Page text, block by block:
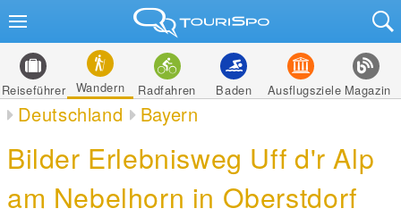
Reiseführer Wandern Radfahren Baden Ausflugsziele Magazin
Deutschland Bayern
Bilder Erlebnisweg Uff d'r Alp
am Nebelhorn in Oberstdorf